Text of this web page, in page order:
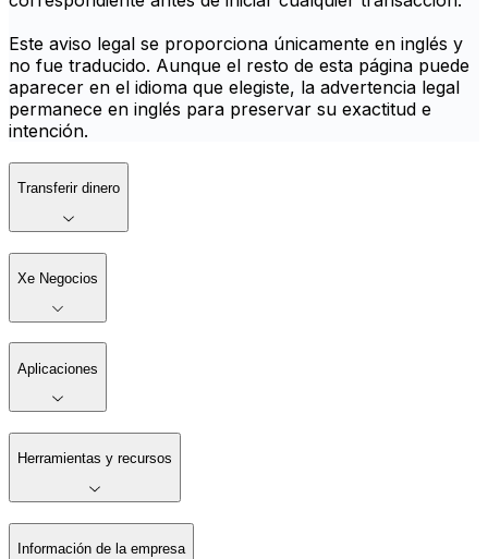
Este aviso legal se proporciona únicamente en inglés y
no fue traducido. Aunque el resto de esta página puede
aparecer en el idioma que elegiste, la advertencia legal
permanece en inglés para preservar su exactitud e
intención.
Transferir dinero
Xe Negocios
Aplicaciones
Herramientas y recursos
Información de la empresa